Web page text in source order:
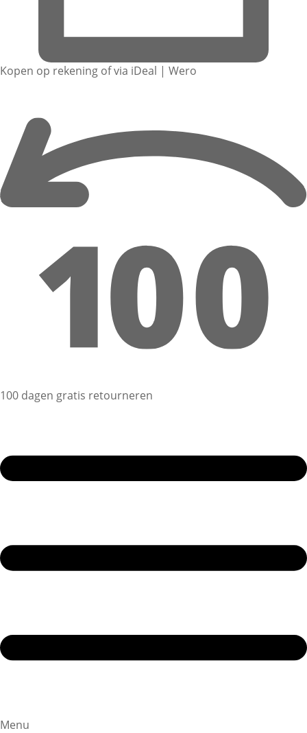
Kopen op rekening of via iDeal | Wero
100 dagen gratis retourneren
Menu